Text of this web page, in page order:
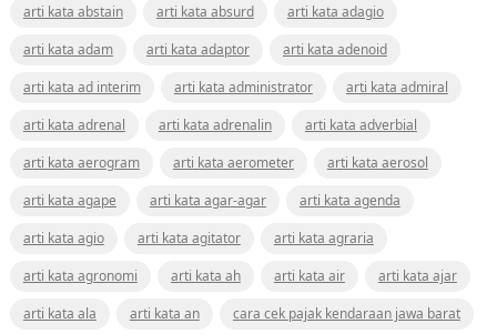
arti kata abstain
arti kata absurd
arti kata adagio
arti kata adam
arti kata adaptor
arti kata adenoid
arti kata ad interim
arti kata administrator
arti kata admiral
arti kata adrenal
arti kata adrenalin
arti kata adverbial
arti kata aerogram
arti kata aerometer
arti kata aerosol
arti kata agape
arti kata agar-agar
arti kata agenda
arti kata agio
arti kata agitator
arti kata agraria
arti kata agronomi
arti kata ah arti kata air
arti kata ajar
arti kata ala
arti kata an
cara cek pajak kendaraan jawa barat